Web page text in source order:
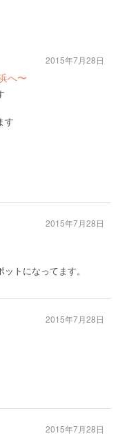
へ〜
す
2015年7月28日
トになってます。
2015年7月28日
2015年7月28日
2015年7月28日